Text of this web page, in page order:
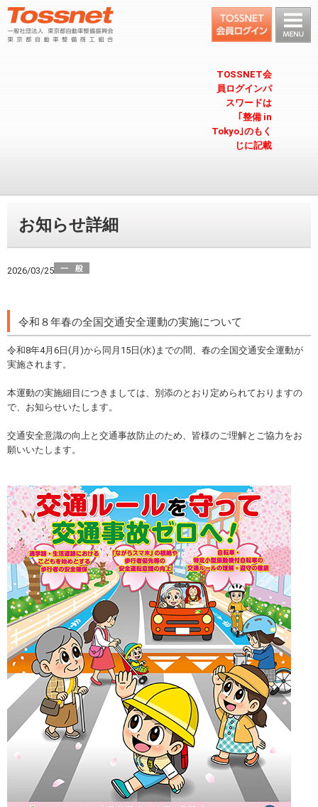
TOSSNET会
員ログインパ
スワードは
｢整備 in
Tokyo｣のもく
じに記載
お知らせ詳細
2026/03/25
令和８年春の全国交通安全運動の実施について
令和8年4月6日(月)から同月15日(水)までの間、春の全国交通安全運動が
実施されます。
本運動の実施細目につきましては、別添のとおり定められておりますの
で、お知らせいたします。
交通安全意識の向上と交通事故防止のため、皆様のご理解とご協力をお
願いいたします。